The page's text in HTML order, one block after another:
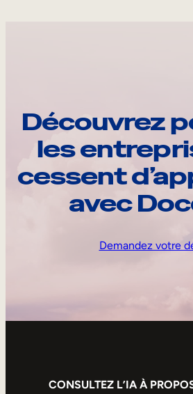
Découvrez
les
cessent
avec
Demandez votre
CONSULTEZ L’IA À